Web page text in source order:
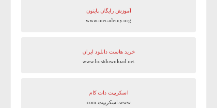
آموزش رایگان پایتون
www.mecademy.org
خرید هاست دانلود ایران
www.hostdownload.net
اسکریپت دات کام
www.اسکریپت.com